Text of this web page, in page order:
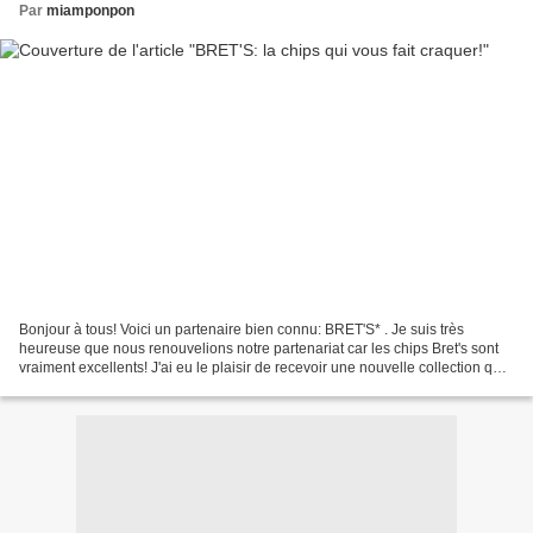
Par miamponpon
Bonjour à tous! Voici un partenaire bien connu: BRET'S* . Je suis très
heureuse que nous renouvelions notre partenariat car les chips Bret's sont
vraiment excellents! J'ai eu le plaisir de recevoir une nouvelle collection qui